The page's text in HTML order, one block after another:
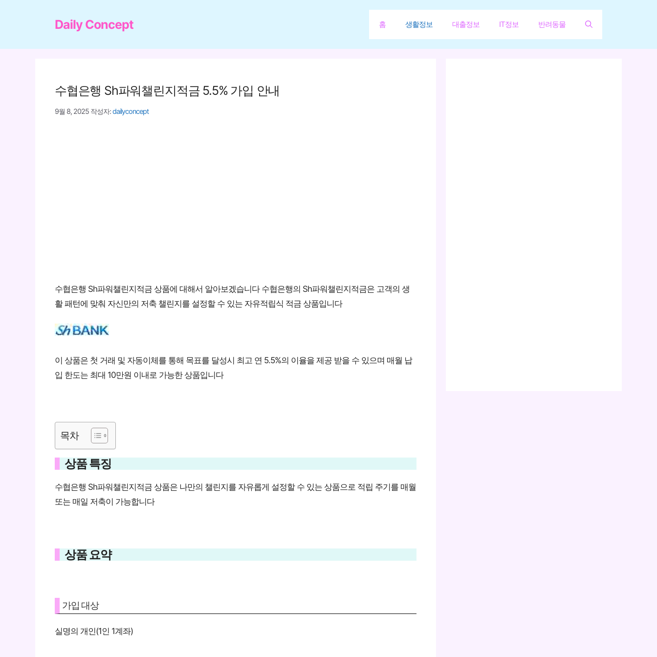
로
Daily Concept 홈 생활정보 대출정보 IT정보 반려동물
수협은행 Sh파워챌린지적금 5.5% 가입 안내
9월 8, 2025 작성자:dailyconcept
수협은행 Sh파워챌린지적금 상품에 대해서 알아보겠습니다 수협은행의 Sh파워챌린지적금은 고객의 생
활 패턴에 맞춰 자신만의 저축 챌린지를 설정할 수 있는 자유적립식 적금 상품입니다
이 상품은 첫 거래 및 자동이체를 통해 목표를 달성시 최고 연 5.5%의 이율을 제공 받을 수 있으며 매월 납
입 한도는 최대 10만원 이내로 가능한 상품입니다
목차
상품 특징
수협은행 Sh파워챌린지적금 상품은 나만의 챌린지를 자유롭게 설정할 수 있는 상품으로 적립 주기를 매월
또는 매일 저축이 가능합니다
상품 요약
가입 대상
실명의 개인(1인 1계좌)